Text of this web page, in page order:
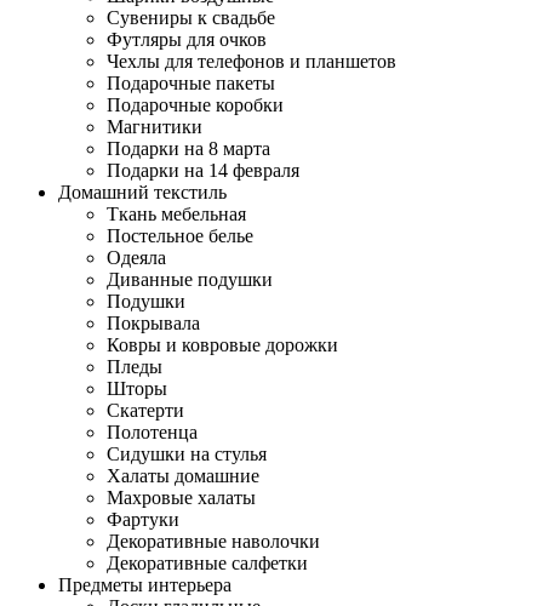
Сувениры к свадьбе
Футляры для очков
Чехлы для телефонов и планшетов
Подарочные пакеты
Подарочные коробки
Магнитики
Подарки на 8 марта
Подарки на 14 февраля
Домашний текстиль
Ткань мебельная
Постельное белье
Одеяла
Диванные подушки
Подушки
Покрывала
Ковры и ковровые дорожки
Пледы
Шторы
Скатерти
Полотенца
Сидушки на стулья
Халаты домашние
Махровые халаты
Фартуки
Декоративные наволочки
Декоративные салфетки
Предметы интерьера